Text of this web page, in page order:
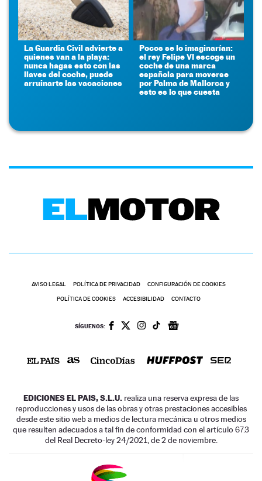
La Guardia Civil advierte a
quienes van a la playa:
nunca hagas esto con las
llaves del coche, puede
arruinarte las vacaciones
Pocos se lo imaginarían:
el rey Felipe VI escoge un
coche de una marca
española para moverse
por Palma de Mallorca y
esto es lo que cuesta
AVISO LEGAL POLÍTICA DE PRIVACIDAD CONFIGURACIÓN DE COOKIES
POLÍTICA DE COOKIES ACCESIBILIDAD CONTACTO
SÍGUENOS:
EDICIONES EL PAIS, S.L.U. realiza una reserva expresa de las
reproducciones y usos de las obras y otras prestaciones accesibles
desde este sitio web a medios de lectura mecánica u otros medios
que resulten adecuados a tal fin de conformidad con el artículo 67.3
del Real Decreto-ley 24/2021, de 2 de noviembre.